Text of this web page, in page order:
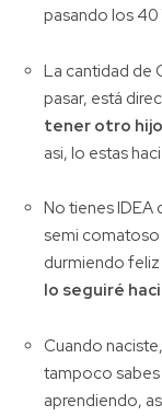
pasando los
La cantidad de
pasar, está
tener otro hijo
asi, lo estas
No tienes IDEA
semi comatoso
durmiendo feliz
lo seguiré
Cuando
tampoco
aprendiendo,